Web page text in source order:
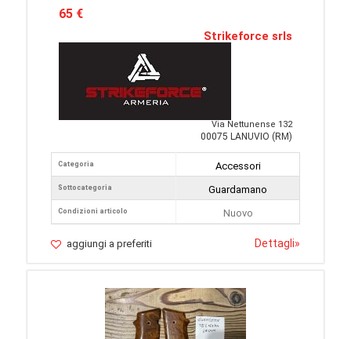
65 €
Strikeforce srls
Via Nettunense 132
00075 LANUVIO (RM)
Categoria
Sottocategoria
Condizioni articolo
Accessori
Guardamano
Nuovo
aggiungi a preferiti Dettagli»